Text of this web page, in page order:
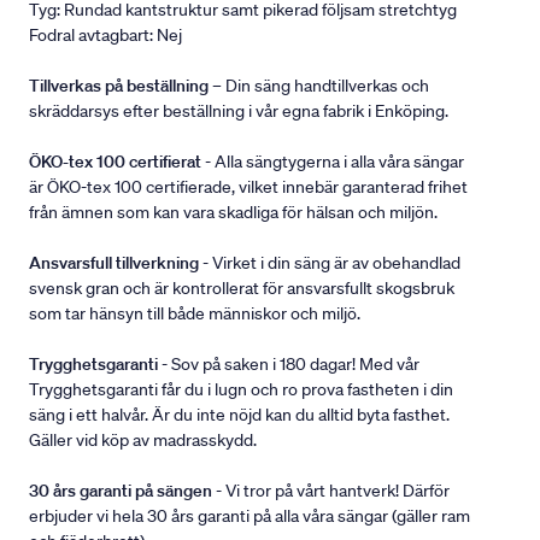
Tyg: Rundad kantstruktur samt pikerad följsam stretchtyg
Fodral avtagbart: Nej
Tillverkas på beställning– Din säng handtillverkas och
skräddarsys efter beställning i vår egna fabrik i Enköping.
ÖKO-tex 100 certifierat- Alla sängtygerna i alla våra sängar
är ÖKO-tex 100 certifierade, vilket innebär garanterad frihet
från ämnen som kan vara skadliga för hälsan och miljön.
Ansvarsfull tillverkning- Virket i din säng är av obehandlad
svensk gran och är kontrollerat för ansvarsfullt skogsbruk
som tar hänsyn till både människor och miljö.
Trygghetsgaranti- Sov på saken i 180 dagar! Med vår
Trygghetsgaranti får du i lugn och ro prova fastheten i din
säng i ett halvår. Är du inte nöjd kan du alltid byta fasthet.
Gäller vid köp av madrasskydd.
30 års garanti på sängen - Vi tror på vårt hantverk! Därför
erbjuder vi hela 30 års garanti på alla våra sängar (gäller ram